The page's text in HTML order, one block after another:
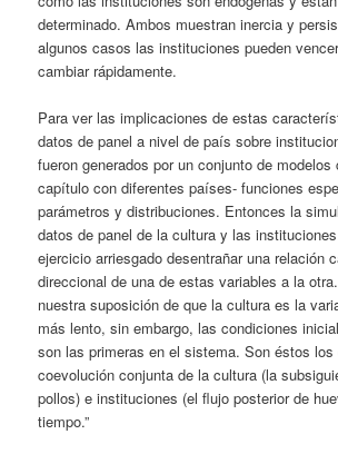
determinado. Ambos muestran inercia y
algunos casos las instituciones pueden
cambiar rápidamente.
Para ver las implicaciones de estas
datos de panel a nivel de país sobre
fueron generados por un conjunto de
capítulo con diferentes países- funciones
parámetros y distribuciones. Entonces la
datos de panel de la cultura y las
ejercicio arriesgado desentrañar una relación
direccional de una de estas variables a la
nuestra suposición de que la cultura es la
más lento, sin embargo, las condiciones
son las primeras en el sistema. Son éstos los
coevolución conjunta de la cultura (la
pollos) e instituciones (el flujo posterior de
tiempo.”